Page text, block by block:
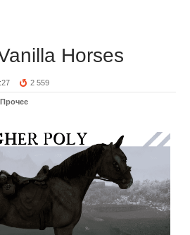
Horses
2 559
Прочее